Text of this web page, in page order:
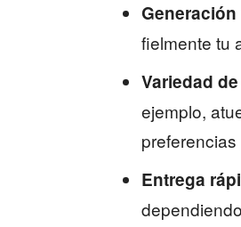
fielmente tu
Variedad
ejemplo,
Entrega